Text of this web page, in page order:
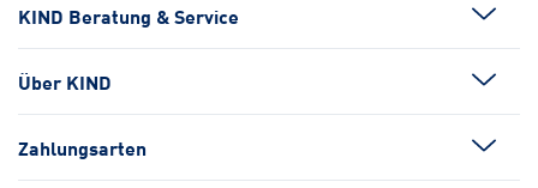
KIND Beratung & Service
Über KIND
Zahlungsarten